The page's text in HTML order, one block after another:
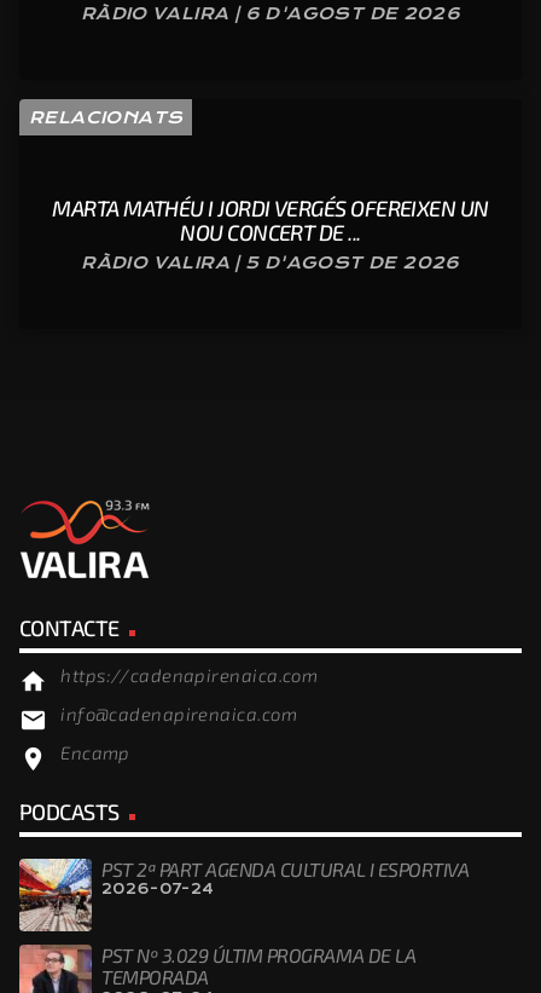
RÀDIO VALIRA | 6 D'AGOST DE 2026
RELACIONATS
MARTA MATHÉU I JORDI VERGÉS OFEREIXEN UN
NOU CONCERT DE ...
RÀDIO VALIRA | 5 D'AGOST DE 2026
CONTACTE
home https://cadenapirenaica.com
email info@cadenapirenaica.com
location_on Encamp
PODCASTS
PST 2ª PART AGENDA CULTURAL I ESPORTIVA
2026-07-24
PST Nº 3.029 ÚLTIM PROGRAMA DE LA
TEMPORADA